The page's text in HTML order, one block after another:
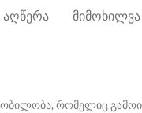
ᲐᲦᲬᲔᲠᲐ ᲛᲘᲛᲝᲮᲘᲚᲕᲐ
რომელიც